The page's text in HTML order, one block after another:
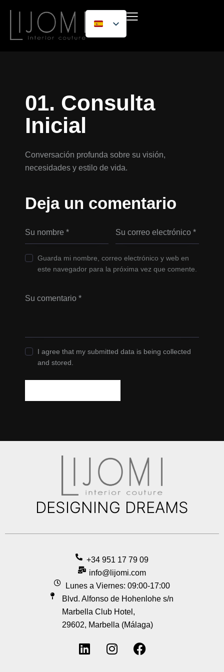
01. Consulta
Inicial
Conversación profunda sobre su visión,
necesidades y estilo de vida.
Deja un comentario
Guarda mi nombre, correo electrónico y web en
este navegador para la próxima vez que comente.
I agree that my submitted data is being collected
and stored.
DESIGNING DREAMS
+34 951 17 79 09
info@lijomi.com
Lunes a Viernes: 09:00-17:00
Blvd. Alfonso de Hohenlohe s/n
Marbella Club Hotel,
29602, Marbella (Málaga)